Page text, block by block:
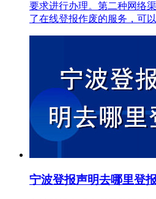
要求进行办理。第二种网络
了在线登报作废的服务，可
宁波登报声明去哪里登报